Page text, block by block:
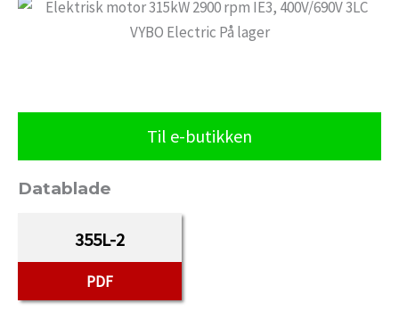
Til e-butikken
Datablade
355L-2
PDF